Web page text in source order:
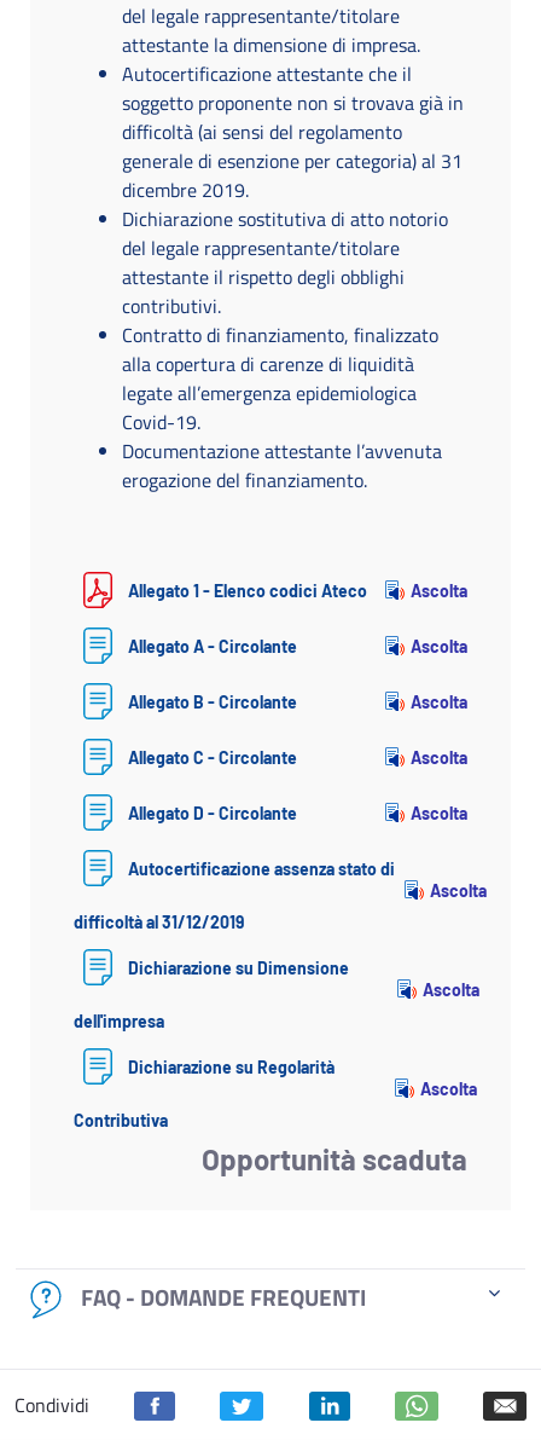
del legale rappresentante/titolare
attestante la dimensione di impresa.
Autocertificazione attestante che il
soggetto proponente non si trovava già in
difficoltà (ai sensi del regolamento
generale di esenzione per categoria) al 31
dicembre 2019.
Dichiarazione sostitutiva di atto notorio
del legale rappresentante/titolare
attestante il rispetto degli obblighi
contributivi.
Contratto di finanziamento, finalizzato
alla copertura di carenze di liquidità
legate all’emergenza epidemiologica
Covid-19.
Documentazione attestante l’avvenuta
erogazione del finanziamento.
Allegato 1 - Elenco codici Ateco Ascolta
Allegato A - Circolante Ascolta
Allegato B - Circolante Ascolta
Allegato C - Circolante Ascolta
Allegato D - Circolante Ascolta
Autocertificazione assenza stato di
difficoltà al 31/12/2019
Ascolta
Dichiarazione su Dimensione
dell'impresa
Ascolta
Dichiarazione su Regolarità
Contributiva
Ascolta
Opportunità scaduta
FAQ - DOMANDE FREQUENTI
Condividi